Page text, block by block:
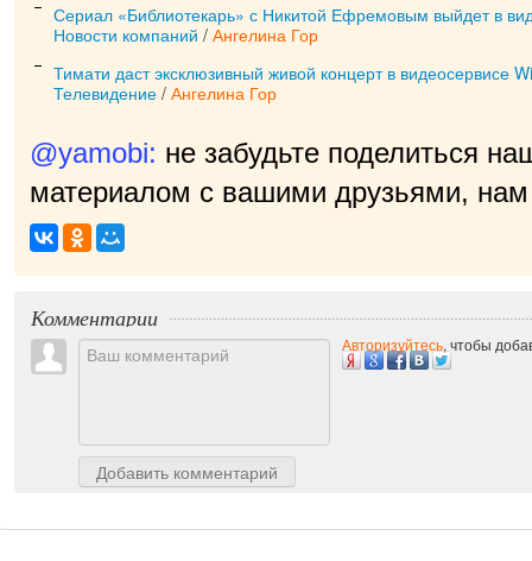
Сериал «‎Библиотекарь»‎ с Никитой Ефремовым выйдет в
Новости компаний / Ангелина Гор
Тимати даст эксклюзивный живой концерт в видеосервисе
Телевидение / Ангелина Гор
@yamobi: не забудьте поделиться
материалом с вашими друзьями, нам
прия|
Комментарии